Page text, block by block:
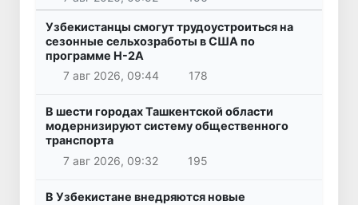
Узбекистанцы смогут трудоустроиться на
сезонные сельхозработы в США по
программе H-2A
7 авг 2026, 09:44
178
В шести городах Ташкентской области
модернизируют систему общественного
транспорта
7 авг 2026, 09:32
195
В Узбекистане внедряются новые